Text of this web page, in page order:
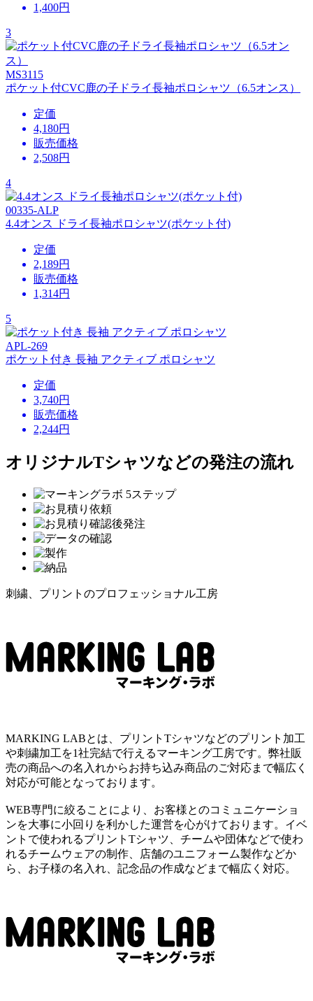
1,400円
3
MS3115
ポケット付CVC鹿の子ドライ長袖ポロシャツ（6.5オンス）
定価
4,180円
販売価格
2,508円
4
00335-ALP
4.4オンス ドライ長袖ポロシャツ(ポケット付)
定価
2,189円
販売価格
1,314円
5
APL-269
ポケット付き 長袖 アクティブ ポロシャツ
定価
3,740円
販売価格
2,244円
オリジナルTシャツなどの発注の流れ
刺繍、プリントのプロフェッショナル工房
MARKING LABとは、プリントTシャツなどのプリント加工
や刺繍加工を1社完結で行えるマーキング工房です。弊社販
売の商品への名入れからお持ち込み商品のご対応まで幅広く
対応が可能となっております。
WEB専門に絞ることにより、お客様とのコミュニケーショ
ンを大事に小回りを利かした運営を心がけております。イベ
ントで使われるプリントTシャツ、チームや団体などで使わ
れるチームウェアの制作、店舗のユニフォーム製作などか
ら、お子様の名入れ、記念品の作成などまで幅広く対応。